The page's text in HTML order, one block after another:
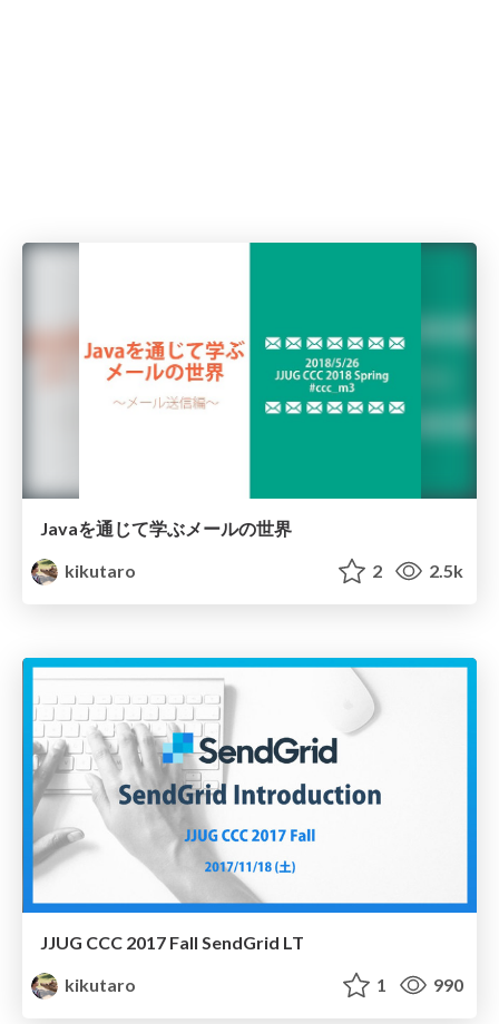
Javaを通じて学ぶメールの世界
kikutaro
2 2.5k
JJUG CCC 2017 Fall SendGrid LT
kikutaro
1 990